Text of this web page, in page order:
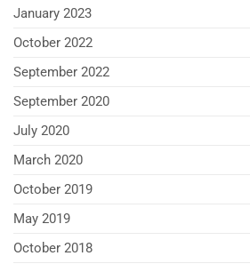
January 2023
October 2022
September 2022
September 2020
July 2020
March 2020
October 2019
May 2019
October 2018